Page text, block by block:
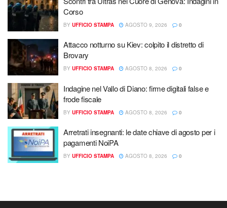
Corso
BY UFFICIO STAMPA AGOSTO 9, 2026 0
Attacco notturno su Kiev: colpito il distretto di
Brovary
BY UFFICIO STAMPA AGOSTO 8, 2026 0
Indagine nel Vallo di Diano: firme digitali false e
frode fiscale
BY UFFICIO STAMPA AGOSTO 8, 2026 0
Arretrati insegnanti: le date chiave di agosto per i
pagamenti NoiPA
BY UFFICIO STAMPA AGOSTO 8, 2026 0